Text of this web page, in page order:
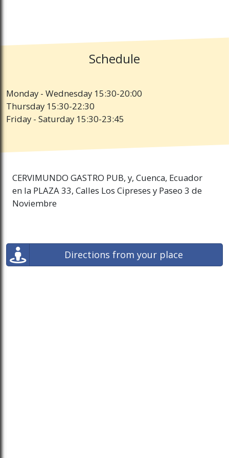
Schedule
Monday - Wednesday 15:30-20:00
Thursday 15:30-22:30
Friday - Saturday 15:30-23:45
CERVIMUNDO GASTRO PUB, y, Cuenca, Ecuador
en la PLAZA 33, Calles Los Cipreses y Paseo 3 de
Noviembre
Directions from your place